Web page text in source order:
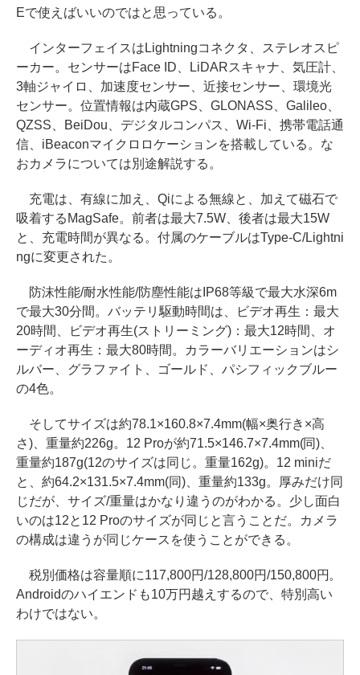
Eで使えばいいのではと思っている。
インターフェイスはLightningコネクタ、ステレオスピ
ーカー。センサーはFace ID、LiDARスキャナ、気圧計、
3軸ジャイロ、加速度センサー、近接センサー、環境光
センサー。位置情報は内蔵GPS、GLONASS、Galileo、
QZSS、BeiDou、デジタルコンパス、Wi-Fi、携帯電話通
信、iBeaconマイクロロケーションを搭載している。な
おカメラについては別途解説する。
充電は、有線に加え、Qiによる無線と、加えて磁石で
吸着するMagSafe。前者は最大7.5W、後者は最大15W
と、充電時間が異なる。付属のケーブルはType-C/Lightni
ngに変更された。
防沫性能/耐水性能/防塵性能はIP68等級で最大水深6m
で最大30分間。バッテリ駆動時間は、ビデオ再生：最大
20時間、ビデオ再生(ストリーミング)：最大12時間、オ
ーディオ再生：最大80時間。カラーバリエーションはシ
ルバー、グラファイト、ゴールド、パシフィックブルー
の4色。
そしてサイズは約78.1×160.8×7.4mm(幅×奥行き×高
さ)、重量約226g。12 Proが約71.5×146.7×7.4mm(同)、
重量約187g(12のサイズは同じ。重量162g)。12 miniだ
と、約64.2×131.5×7.4mm(同)、重量約133g。厚みだけ同
じだが、サイズ/重量はかなり違うのがわかる。少し面白
いのは12と12 Proのサイズが同じと言うことだ。カメラ
の構成は違うが同じケースを使うことができる。
税別価格は容量順に117,800円/128,800円/150,800円。
Androidのハイエンドも10万円越えするので、特別高い
わけではない。